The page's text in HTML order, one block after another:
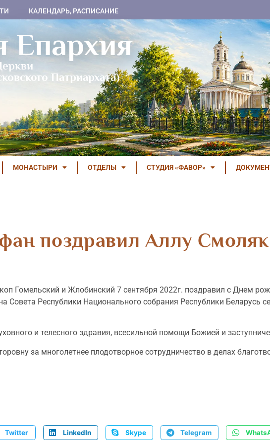
КАЛЕНДАРЬ, РАСПИСАНИЕ
Епархия
Патриархата)
МОНАСТЫРИ ОТДЕЛЫ СТУДИЯ «ФАВОР»
поздравил Аллу
Гомельский и Жлобинский 7 сентября 2022г. поздравил с Днем
Совета Республики Национального собрания Республики Беларусь
и телесного здравия, всесильной помощи Божией и
за многолетнее плодотворное сотрудничество в делах
Twitter LinkedIn Skype Telegram